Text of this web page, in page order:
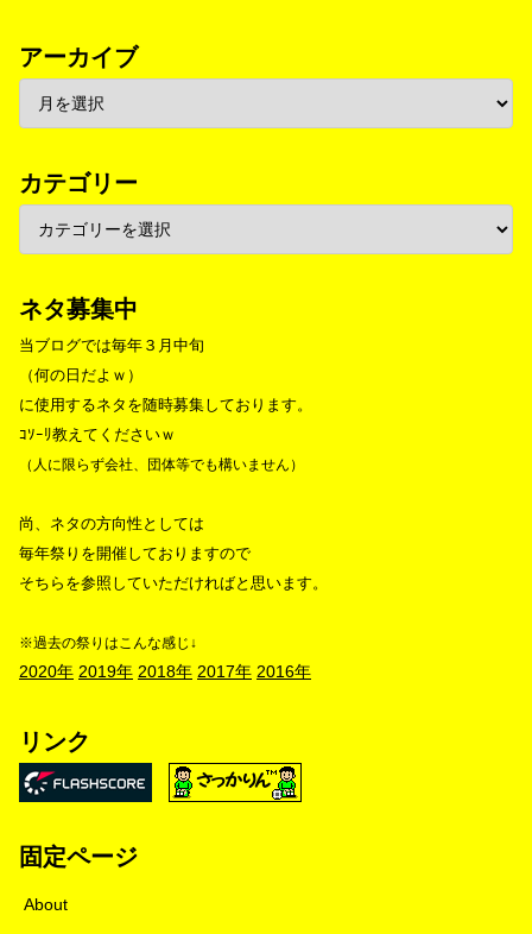
アーカイブ
カテゴリー
ネタ募集中
当ブログでは毎年３月中旬
（何の日だよｗ）
に使用するネタを随時募集しております。
ｺｿｰﾘ教えてくださいｗ
（人に限らず会社、団体等でも構いません）
尚、ネタの方向性としては
毎年祭りを開催しておりますので
そちらを参照していただければと思います。
※過去の祭りはこんな感じ↓
2020年 2019年 2018年 2017年 2016年
リンク
固定ページ
About